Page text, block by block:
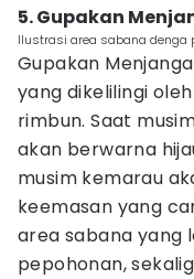
5. Gupakan
Ilustrasi area sabana denga
Gupakan
yang dikelilingi
rimbun. Saat
akan berwarna
musim kemarau
keemasan yang
area sabana yang
pepohonan,